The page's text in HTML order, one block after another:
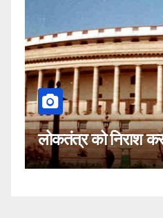
चुनाव
कहीं यह
नहीं!